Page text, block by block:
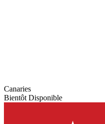
Canaries
Bientôt Disponible